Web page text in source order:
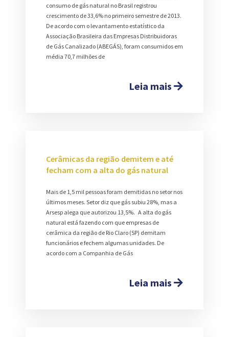
consumo de gás natural no Brasil registrou
crescimento de 33,6% no primeiro semestre de 2013.
De acordo com o levantamento estatístico da
Associação Brasileira das Empresas Distribuidoras
de Gás Canalizado (ABEGÁS), foram consumidos em
média 70,7 milhões de
Leia mais
Cerâmicas da região demitem e até
fecham com a alta do gás natural
Mais de 1,5 mil pessoas foram demitidas no setor nos
últimos meses. Setor diz que gás subiu 28%, mas a
Arsesp alega que autorizou 13,5%. A alta do gás
natural está fazendo com que empresas de
cerâmica da região de Rio Claro (SP) demitam
funcionários e fechem algumas unidades. De
acordo com a Companhia de Gás
Leia mais